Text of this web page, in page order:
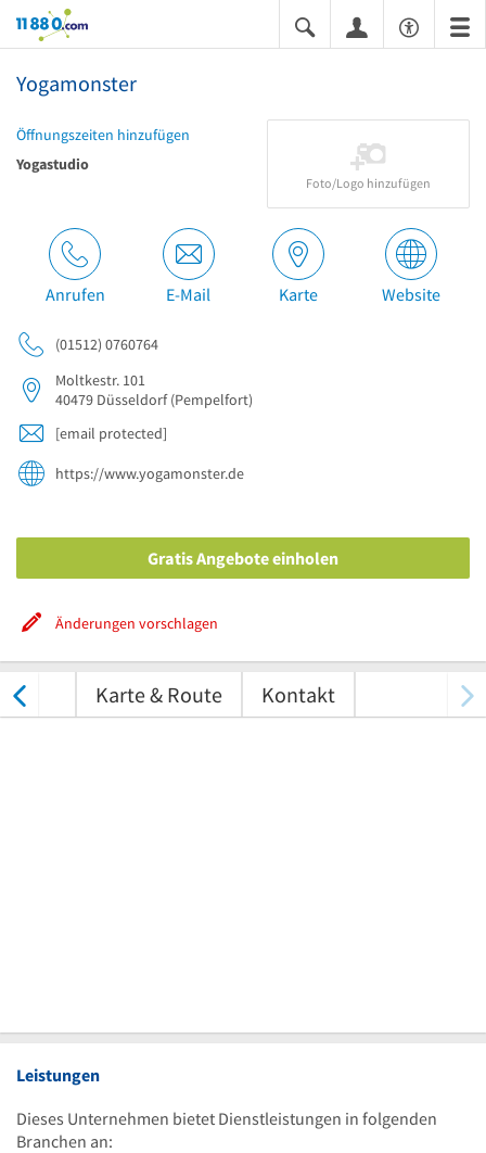
11880.com
Yogamonster
Öffnungszeiten hinzufügen
Yogastudio
Foto/Logo hinzufügen
Anrufen E-Mail Karte Website
(01512) 0760764
Moltkestr. 101
40479 Düsseldorf(Pempelfort)
[email protected]
https://www.yogamonster.de
Gratis Angebote einholen
Änderungen vorschlagen
Karte & Route Kontakt
Leistungen
Dieses Unternehmen bietet Dienstleistungen in folgenden
Branchen an: